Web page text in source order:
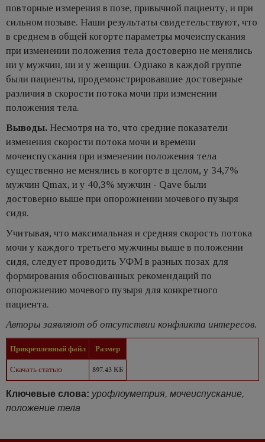
повторные измерения в позе, привычной пациенту, и при
сильном позыве. Наши результаты свидетельствуют, что
в среднем в общей когорте параметры мочеиспускания
при изменении положения тела достоверно не менялись
ни у мужчин, ни и у женщин. Однако в каждой группе
были пациенты, продемонстрировавшие достоверные
различия в скорости потока мочи при изменении
положения тела.
Выводы. Несмотря на то, что средние показатели
изменения скорости потока мочи и времени
мочеиспускания при изменении положения тела
существенно не менялись в когорте в целом, у 34,7%
мужчин Qmax, и у 40,3% мужчин - Qave были
достоверно выше при опорожнении мочевого пузыря
сидя.
Учитывая, что максимальная и средняя скорость потока
мочи у каждого третьего мужчины выше в положении
сидя, следует проводить УФМ в разных позах для
формирования обоснованных рекомендаций по
опорожнению мочевого пузыря для конкретного
пациента.
Авторы заявляют об отсутствии конфликта интересов.
Прикрепленный файл
Размер
Скачать статью
897.43 КБ
Ключевые слова: урофлоуметрия, мочеиспускание,
положение тела